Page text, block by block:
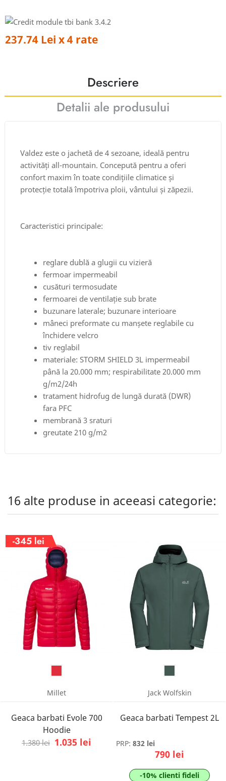
237.74 Lei x 4 rate
Descriere
Detalii ale produsului
Valdez este o jachetă de 4 sezoane, ideală pentru
activități all-mountain. Concepută pentru a oferi
confort maxim în toate condițiile climatice și
protecție totală împotriva ploii, vântului și zăpezii.
Caracteristici principale:
reglare dublă a glugii cu vizieră
fermoar impermeabil
cusături termosudate
fermoarei de ventilație sub brate
buzunare laterale; buzunare interioare
mâneci preformate cu manșete reglabile cu
închidere velcro
tiv reglabil
materiale: STORM SHIELD 3L impermeabil
până la 20.000 mm; respirabilitate 20.000 mm
g/m2/24h
tratament hidrofug de lungă durată (DWR)
fara PFC
membrană 3 sraturi
greutate 210 g/m2
16 alte produse in aceeasi categorie:
-345 lei
Millet
Geaca barbati Evole 700
Hoodie
1.380 lei 1.035 lei
Jack Wolfskin
Geaca barbati Tempest 2L
PRP: 832 lei
790 lei
-10% clienti fideli